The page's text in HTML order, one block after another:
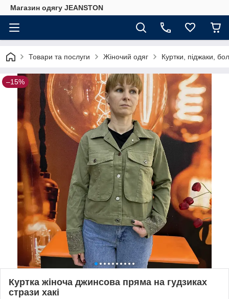
Магазин одягу JEANSTON
Товари та послуги Жіночий одяг Куртки, піджаки,
–15%
Куртка жіноча джинсова пряма на гудзиках
стрази хакі